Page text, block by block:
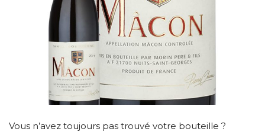
Vous n’avez toujours pas trouvé votre bouteille ?